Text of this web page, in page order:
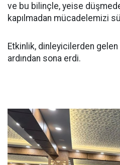
ve bu bilinçle, yeise
kapılmadan mücadelemizi
Etkinlik, dinleyicilerden gelen
ardından sona erdi.